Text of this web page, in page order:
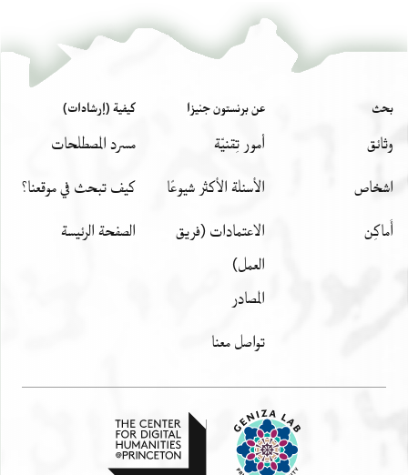
بحث
وثائق
اشخاص
أَماكِن
عن برنستون جنيزا
أمور تِقنيّة
الأسئلة الأكثر شيوعًا
الاعتمادات (فريق
العمل)
المصادر
تواصل معنا
كيفية (إرشادات)
مسرد المصطلحات
كيف تبحث في موقعنا؟
الصفحة الرئيسة